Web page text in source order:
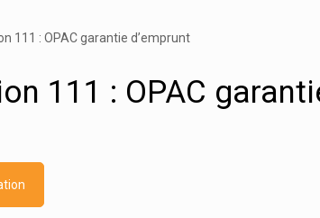
111 : OPAC garantie d’emprunt
111 : OPAC